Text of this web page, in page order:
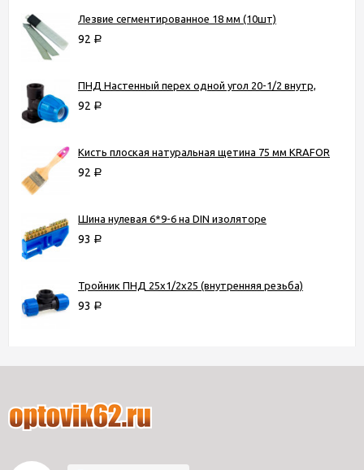
Лезвие сегментированное 18 мм (10шт)
92 Р
ПНД Настенный перех одной угол 20-1/2 внутр,
92 Р
Кисть плоская натуральная щетина 75 мм KRAFOR
92 Р
Шина нулевая 6*9-6 на DIN изоляторе
93 Р
Тройник ПНД 25х1/2х25 (внутренняя резьба)
93 Р